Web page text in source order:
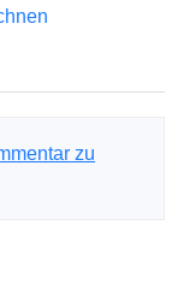
zu